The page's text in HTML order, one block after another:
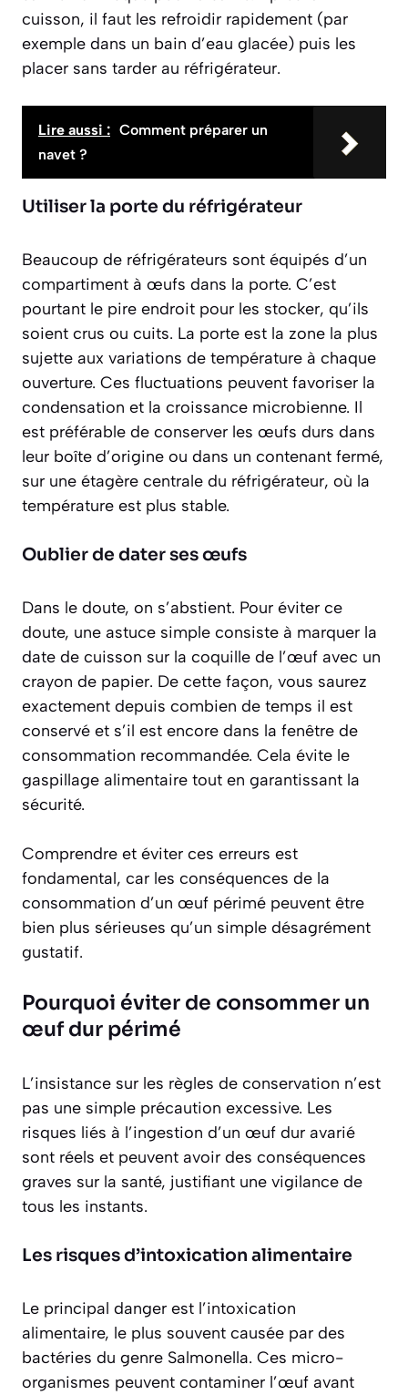
cuisson, il faut les refroidir rapidement (par
exemple dans un bain d’eau glacée) puis les
placer sans tarder au réfrigérateur.
Lire aussi : Comment préparer un
navet ?
Utiliser la porte du réfrigérateur
Beaucoup de réfrigérateurs sont équipés d’un
compartiment à œufs dans la porte. C’est
pourtant le pire endroit pour les stocker, qu’ils
soient crus ou cuits. La porte est la zone la plus
sujette aux variations de température à chaque
ouverture. Ces fluctuations peuvent favoriser la
condensation et la croissance microbienne. Il
est préférable de conserver les œufs durs dans
leur boîte d’origine ou dans un contenant fermé,
sur une étagère centrale du réfrigérateur, où la
température est plus stable.
Oublier de dater ses œufs
Dans le doute, on s’abstient. Pour éviter ce
doute, une astuce simple consiste à marquer la
date de cuisson sur la coquille de l’œuf avec un
crayon de papier. De cette façon, vous saurez
exactement depuis combien de temps il est
conservé et s’il est encore dans la fenêtre de
consommation recommandée. Cela évite le
gaspillage alimentaire tout en garantissant la
sécurité.
Comprendre et éviter ces erreurs est
fondamental, car les conséquences de la
consommation d’un œuf périmé peuvent être
bien plus sérieuses qu’un simple désagrément
gustatif.
Pourquoi éviter de consommer un
œuf dur périmé
L’insistance sur les règles de conservation n’est
pas une simple précaution excessive. Les
risques liés à l’ingestion d’un œuf dur avarié
sont réels et peuvent avoir des conséquences
graves sur la santé, justifiant une vigilance de
tous les instants.
Les risques d’intoxication alimentaire
Le principal danger est l’intoxication
alimentaire, le plus souvent causée par des
bactéries du genre Salmonella. Ces micro-
organismes peuvent contaminer l’œuf avant